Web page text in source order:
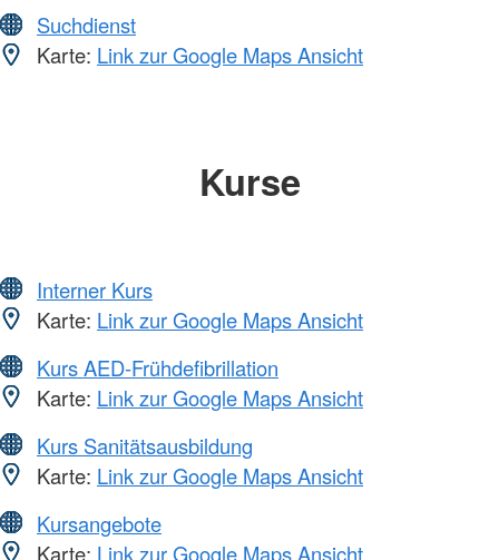
Suchdienst
Karte: Link zur Google Maps Ansicht
Kurse
Interner Kurs
Karte: Link zur Google Maps Ansicht
Kurs AED-Frühdefibrillation
Karte: Link zur Google Maps Ansicht
Kurs Sanitätsausbildung
Karte: Link zur Google Maps Ansicht
Kursangebote
Karte: Link zur Google Maps Ansicht